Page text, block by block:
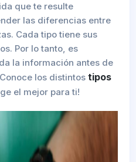
que te resulte
las diferencias entre
Cada tipo tiene sus
Por lo tanto, es
la información antes de
los distintos tipos
el mejor para ti!